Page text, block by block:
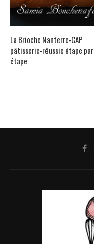
La Brioche Nanterre-CAP
pâtisserie-réussie étape par
étape